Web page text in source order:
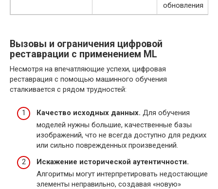
обновления
Вызовы и ограничения цифровой
реставрации с применением ML
Несмотря на впечатляющие успехи, цифровая
реставрация с помощью машинного обучения
сталкивается с рядом трудностей:
Качество исходных данных. Для обучения
моделей нужны большие, качественные базы
изображений, что не всегда доступно для редких
или сильно поврежденных произведений.
Искажение исторической аутентичности.
Алгоритмы могут интерпретировать недостающие
элементы неправильно, создавая «новую»